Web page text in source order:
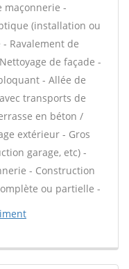
maçonnerie -
(installation ou
Ravalement de
de façade -
- Allée de
transports de
en béton /
extérieur - Gros
garage, etc) -
- Construction
ou partielle -